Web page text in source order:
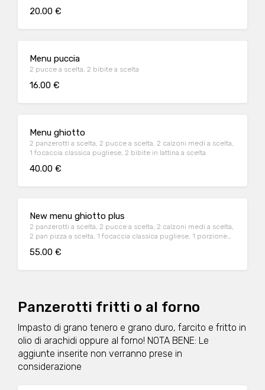
20.00 €
Menu puccia
2 pucce a scelta, 2 bibite a scelta
16.00 €
Menu ghiotto
2 panzerotti a scelta, 2 pucce a scelta, 2 calzoni medi a scelta,
1 focaccia classica pugliese, 2 bibite in lattina a scelta
40.00 €
New menu ghiotto plus
2 panzerotti a scelta, 2 pucce a scelta, 2 calzoni medi a scelta,
2 pan pizza a scelta, 1 focaccia classica pugliese, 1 porzione
55.00 €
Panzerotti fritti o al forno
Impasto di grano tenero e grano duro, farcito e fritto in
olio di arachidi oppure al forno! NOTA BENE: Le
aggiunte inserite non verranno prese in
considerazione